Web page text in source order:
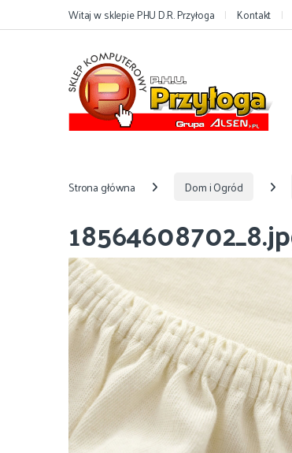
Przejdź do nawigacji
Przejdź do treściWitaj w sklepie PHU D.R. Przyłoga Kontakt
Strona główna Dom i Ogród